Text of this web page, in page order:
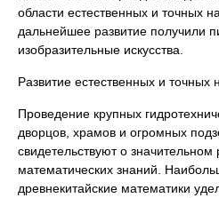
области естественных и точных
дальнейшее развитие получили
изобразительные искусства.
Развитие естественных и точных
Проведение крупных
дворцов, храмов и огромных
свидетельствуют о значительном
математических знаний.
древнекитайские математики